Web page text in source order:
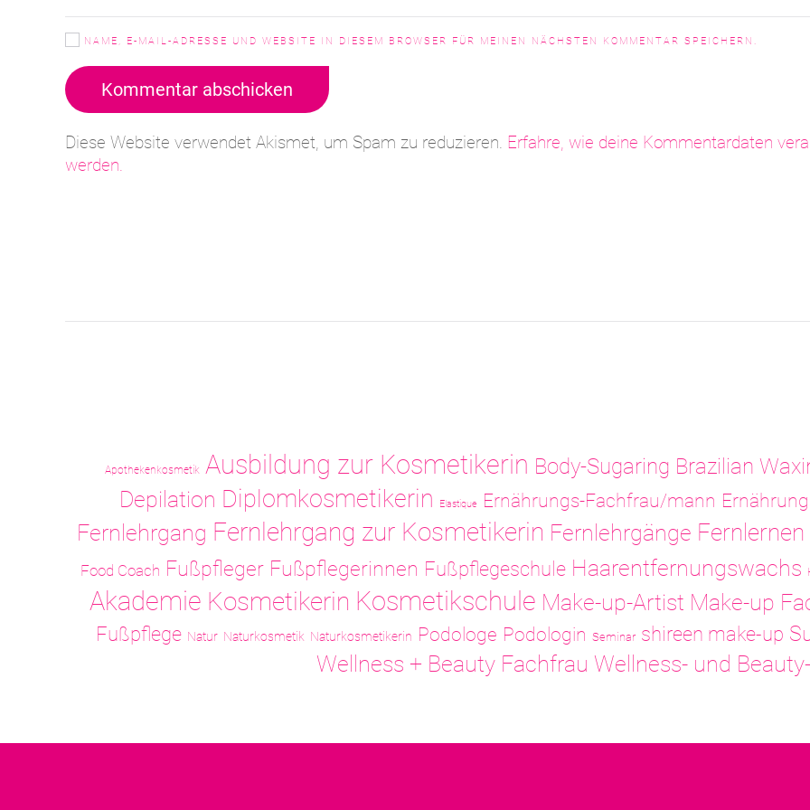
NAME, E-MAIL-ADRESSE UND WEBSITE IN DIESEM BROWSER FÜR MEINEN NÄCHSTEN KOMMENTAR SPEICHERN.
Kommentar abschicken
Diese Website verwendet Akismet, um Spam zu reduzieren. Erfahre, wie deine Kommentardaten
werden.
Apothekenkosmetik Ausbildung zur Kosmetikerin Body-Sugaring Brazilian
Depilation Diplomkosmetikerin Elastique Ernährungs-Fachfrau/mann
Fernlehrgang Fernlehrgang zur Kosmetikerin Fernlehrgänge Fernlernen
Food Coach Fußpfleger Fußpflegerinnen Fußpflegeschule Haarentfernungswachs
Akademie Kosmetikerin Kosmetikschule Make-up-Artist Make-up
Fußpflege Natur Naturkosmetik Naturkosmetikerin Podologe Podologin Seminar shireen make-up
Wellness + Beauty Fachfrau Wellness- und